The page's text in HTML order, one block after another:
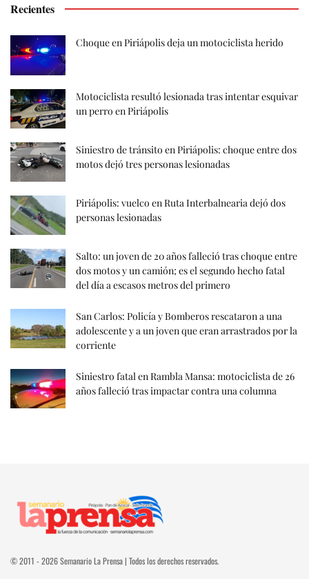
Recientes
Choque en Piriápolis deja un motociclista herido
Motociclista resultó lesionada tras intentar esquivar
un perro en Piriápolis
Siniestro de tránsito en Piriápolis: choque entre dos
motos dejó tres personas lesionadas
Piriápolis: vuelco en Ruta Interbalnearia dejó dos
personas lesionadas
Salto: un joven de 20 años falleció tras choque entre
dos motos y un camión; es el segundo hecho fatal
del día a escasos metros del primero
San Carlos: Policía y Bomberos rescataron a una
adolescente y a un joven que eran arrastrados por la
corriente
Siniestro fatal en Rambla Mansa: motociclista de 26
años falleció tras impactar contra una columna
© 2011 - 2026 Semanario La Prensa | Todos los derechos reservados.